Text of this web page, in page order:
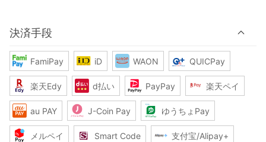
決済手段
FamiPay iD WAON QUICPay
楽天Edy d払い PayPay 楽天ペイ
au PAY J-Coin Pay ゆうちょPay
メルペイ Smart Code 支付宝/Alipay+